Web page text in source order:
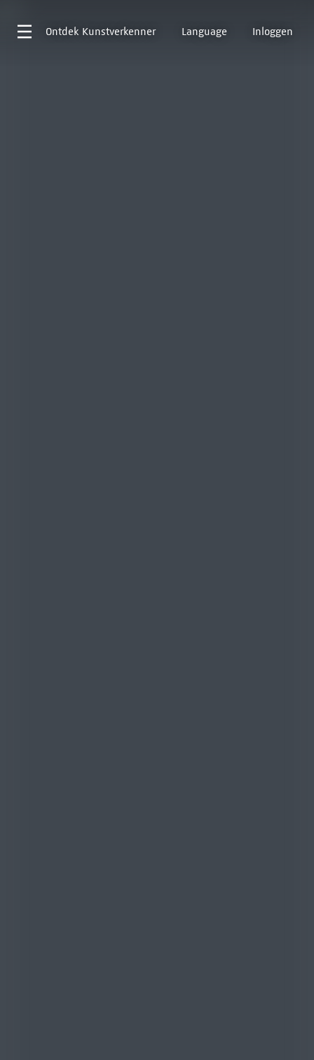
Ontdek Kunstverkenner Language Inloggen